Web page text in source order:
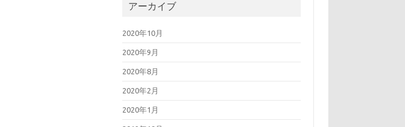
アーカイブ
2020年10月
2020年9月
2020年8月
2020年2月
2020年1月